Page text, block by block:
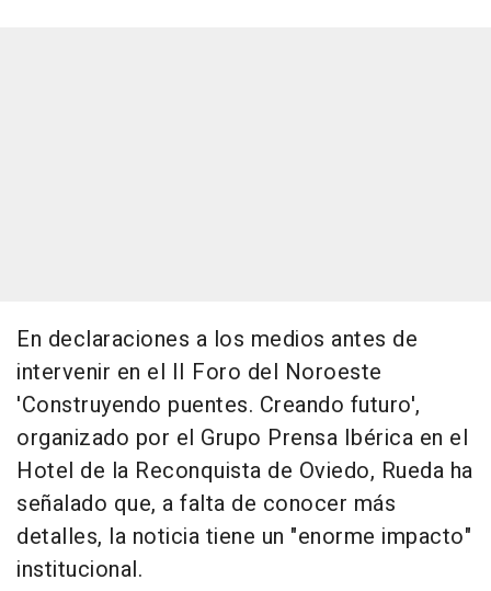
En declaraciones a los medios antes de
intervenir en el II Foro del Noroeste
'Construyendo puentes. Creando futuro',
organizado por el Grupo Prensa Ibérica en el
Hotel de la Reconquista de Oviedo, Rueda ha
señalado que, a falta de conocer más
detalles, la noticia tiene un "enorme impacto"
institucional.